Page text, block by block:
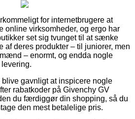
for internetbrugere at
online virksomheder, og ergo har
set sig tvunget til at sænke
af deres produkter – til juniorer, men
– enormt, og endda nogle
gavnligt at inspicere nogle
rabatkoder på Givenchy GV
du færdiggør din shopping, så du
den mest betalelige pris.